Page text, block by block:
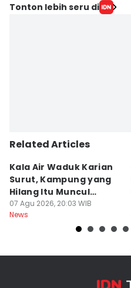
Tonton lebih seru di
Related Articles
Kala Air Waduk Karian
Surut, Kampung yang
Hilang Itu Muncul
Kembali
07 Agu 2026, 20:03 WIB
News